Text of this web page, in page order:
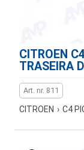
CITROEN
TRASEIRA
Art. nr. 811
CITROEN › C4